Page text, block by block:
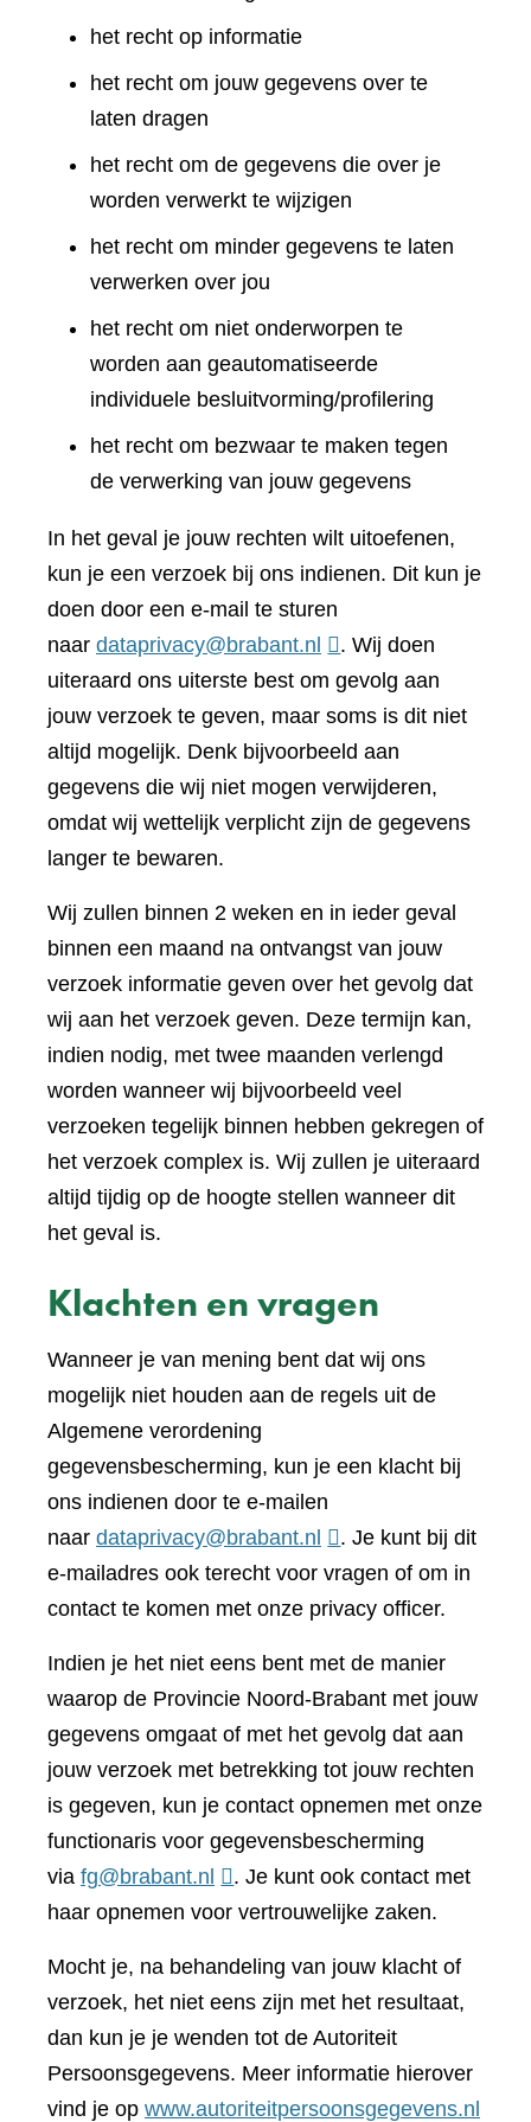
het recht op informatie
het recht om jouw gegevens over te
laten dragen
het recht om de gegevens die over je
worden verwerkt te wijzigen
het recht om minder gegevens te laten
verwerken over jou
het recht om niet onderworpen te
worden aan geautomatiseerde
individuele besluitvorming/profilering
het recht om bezwaar te maken tegen
de verwerking van jouw gegevens
In het geval je jouw rechten wilt uitoefenen,
kun je een verzoek bij ons indienen. Dit kun je
doen door een e-mail te sturen
naar dataprivacy@brabant.nl
. Wij doen
uiteraard ons uiterste best om gevolg aan
jouw verzoek te geven, maar soms is dit niet
altijd mogelijk. Denk bijvoorbeeld aan
gegevens die wij niet mogen verwijderen,
omdat wij wettelijk verplicht zijn de gegevens
langer te bewaren.
Wij zullen binnen 2 weken en in ieder geval
binnen een maand na ontvangst van jouw
verzoek informatie geven over het gevolg dat
wij aan het verzoek geven. Deze termijn kan,
indien nodig, met twee maanden verlengd
worden wanneer wij bijvoorbeeld veel
verzoeken tegelijk binnen hebben gekregen of
het verzoek complex is. Wij zullen je uiteraard
altijd tijdig op de hoogte stellen wanneer dit
het geval is.
Klachten en vragen
Wanneer je van mening bent dat wij ons
mogelijk niet houden aan de regels uit de
Algemene verordening
gegevensbescherming, kun je een klacht bij
ons indienen door te e-mailen
naar dataprivacy@brabant.nl
. Je kunt bij dit
e-mailadres ook terecht voor vragen of om in
contact te komen met onze privacy officer.
Indien je het niet eens bent met de manier
waarop de Provincie Noord-Brabant met jouw
gegevens omgaat of met het gevolg dat aan
jouw verzoek met betrekking tot jouw rechten
is gegeven, kun je contact opnemen met onze
functionaris voor gegevensbescherming
via fg@brabant.nl
. Je kunt ook contact met
haar opnemen voor vertrouwelijke zaken.
Mocht je, na behandeling van jouw klacht of
verzoek, het niet eens zijn met het resultaat,
dan kun je je wenden tot de Autoriteit
Persoonsgegevens. Meer informatie hierover
vind je op www.autoriteitpersoonsgegevens.nl